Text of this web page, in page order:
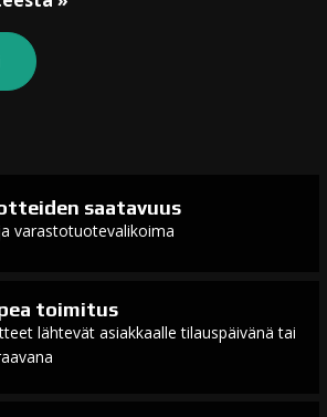
saatavuus
varastotuotevalikoima
toimitus
lähtevät asiakkaalle tilauspäivänä tai